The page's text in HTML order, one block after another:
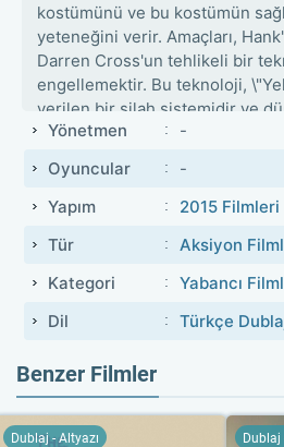
kostümünü ve bu kostümün
yeteneğini verir. Amaçları,
Darren Cross'un tehlikeli bir
engellemektir. Bu teknoloji,
verilen bir silah sistemidir ve
geçmemesi gerekmektedir.
iletişim kurabilme yeteneği
birlikte büyük bir soygun planı
çalışması hem de süper
mücadeleleri, izleyicilere
Yönetmen
-
Oyuncular
-
Yapım
2015 Filmleri
Tür
Aksiyon
Kategori
Yabancı
Dil
Türkçe
Benzer Filmler
Dublaj - Altyazı Dublaj